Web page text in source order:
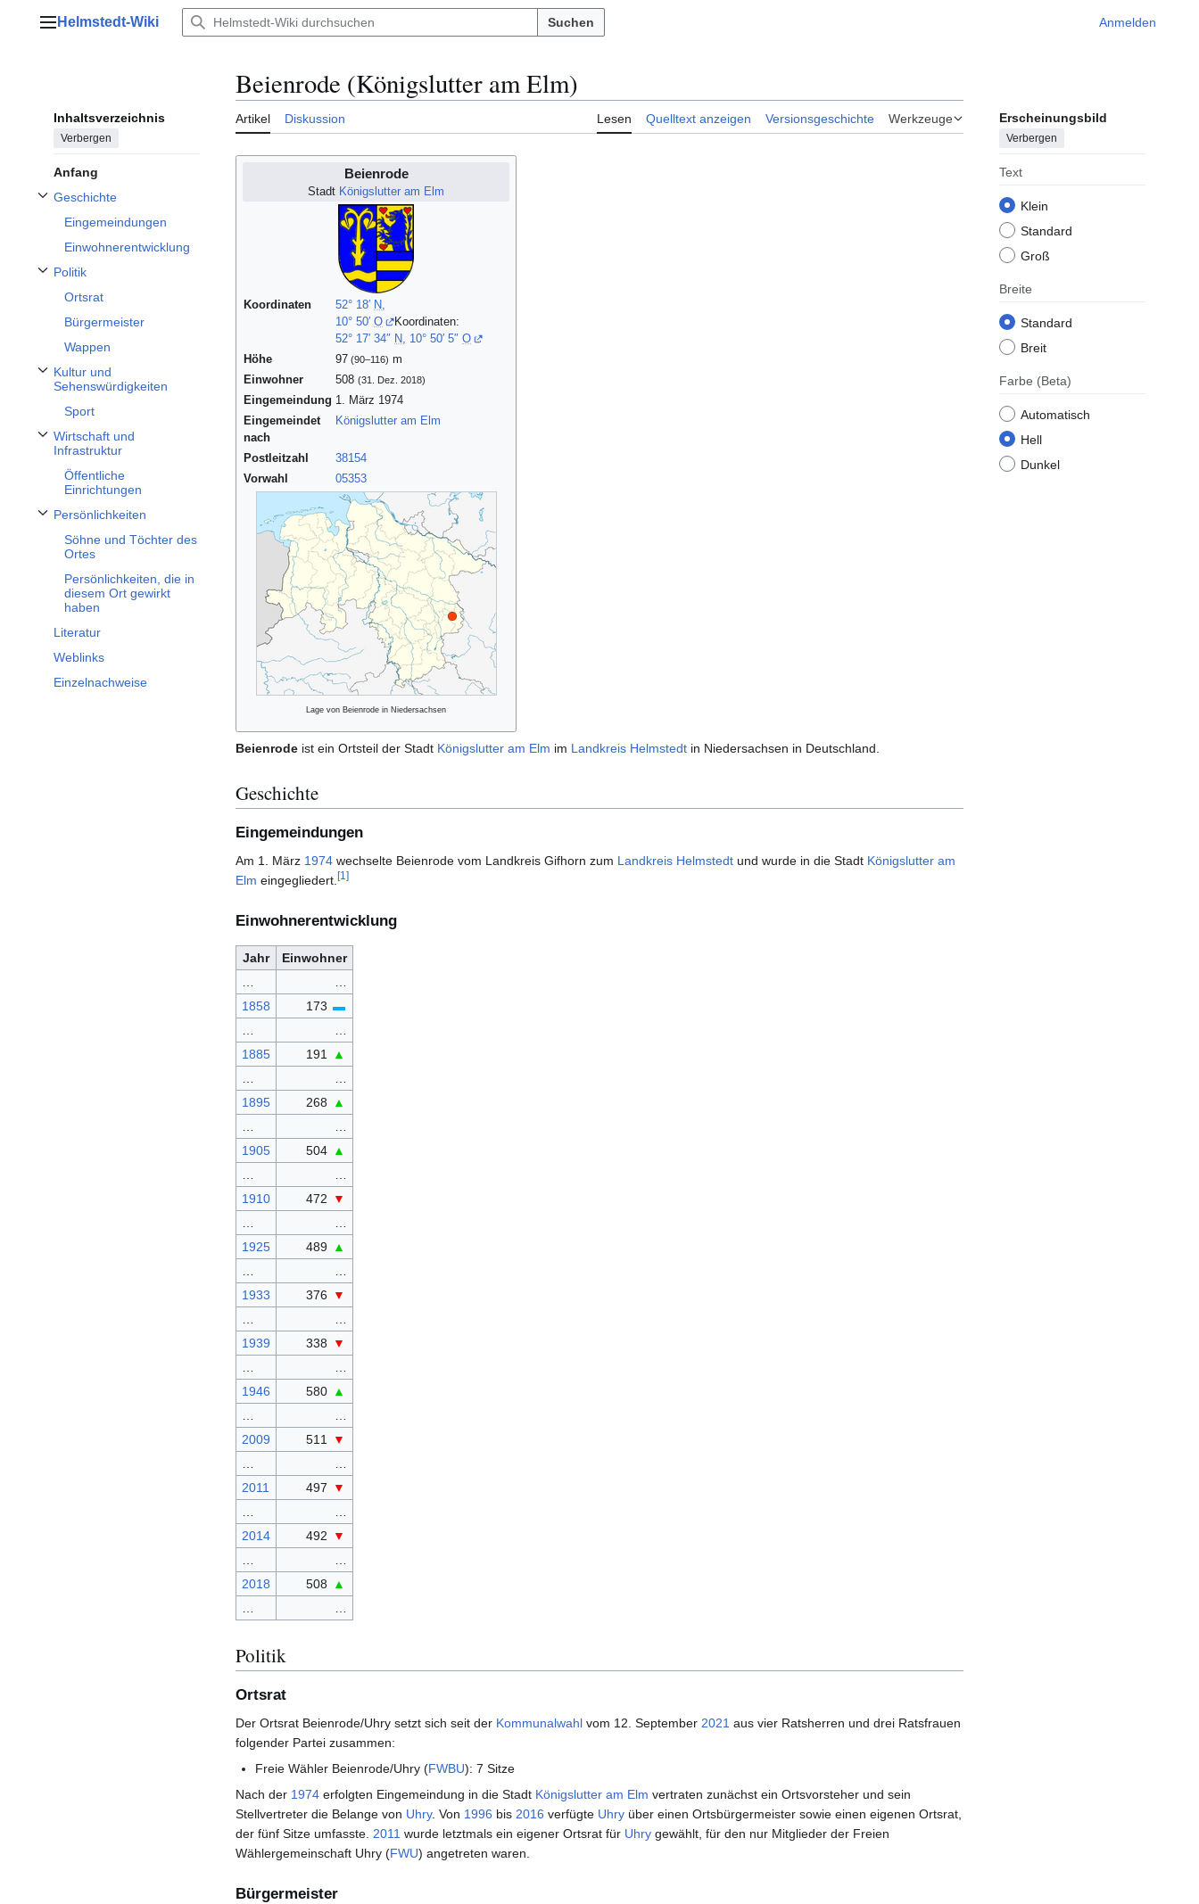
Hauptmenü
Helmstedt-Wiki Suchen Anmelden
Inhaltsverzeichnis
Verbergen
Anfang
Geschichte
Unterabschnitt Geschichte umschalten
Eingemeindungen
Einwohnerentwicklung
Politik
Unterabschnitt Politik umschalten
Ortsrat
Bürgermeister
Wappen
Kultur und
Sehenswürdigkeiten
Unterabschnitt Kultur und Sehenswürdigkeiten umschalten
Sport
Wirtschaft und
Infrastruktur
Unterabschnitt Wirtschaft und Infrastruktur umschalten
Öffentliche
Einrichtungen
Persönlichkeiten
Unterabschnitt Persönlichkeiten umschalten
Söhne und Töchter des
Ortes
Persönlichkeiten, die in
diesem Ort gewirkt
haben
Literatur
Weblinks
Einzelnachweise
Beienrode (Königslutter am Elm)
Artikel Diskussion Lesen Quelltext anzeigen Versionsgeschichte Werkzeuge Erscheinungsbild
Verbergen
Text
Klein
Standard
Groß
Breite
Standard
Breit
Farbe (Beta)
Automatisch
Hell
Dunkel
Beienrode
Stadt Königslutter am Elm
Koordinaten 52° 18′ N,
10° 50′ O
Koordinaten:
52° 17′ 34″ N, 10° 50′ 5″ O
Höhe
97 (90–116) m
Einwohner
508 (31. Dez. 2018)
Eingemeindung 1. März 1974
Eingemeindet
nach
Königslutter am Elm
Postleitzahl
38154
Vorwahl
05353
Lage von Beienrode in Niedersachsen
Beienrode ist ein Ortsteil der Stadt Königslutter am Elm im Landkreis Helmstedt in Niedersachsen in Deutschland.
Geschichte
Eingemeindungen
Am 1. März 1974 wechselte Beienrode vom Landkreis Gifhorn zum Landkreis Helmstedt und wurde in die Stadt Königslutter am
Elm eingegliedert. [1 ]
Einwohnerentwicklung
Jahr
Einwohner
1858
173 ▬
1885
191
▲
1895
268
▲
1905
504 ▲
1910
472
▼
1925
489 ▲
1933
376
▼
1939
338
▼
1946
580 ▲
2009
511
▼
2011
497
▼
2014
492
▼
2018
508
▲
Politik
Ortsrat
Der Ortsrat Beienrode/Uhry setzt sich seit der Kommunalwahl vom 12. September 2021 aus vier Ratsherren und drei Ratsfrauen
folgender Partei zusammen:
Freie Wähler Beienrode/Uhry (FWBU): 7 Sitze
Nach der 1974 erfolgten Eingemeindung in die Stadt Königslutter am Elm vertraten zunächst ein Ortsvorsteher und sein
Stellvertreter die Belange von Uhry. Von 1996 bis 2016 verfügte Uhry über einen Ortsbürgermeister sowie einen eigenen Ortsrat,
der fünf Sitze umfasste. 2011 wurde letztmals ein eigener Ortsrat für Uhry gewählt, für den nur Mitglieder der Freien
Wählergemeinschaft Uhry (FWU) angetreten waren.
Bürgermeister